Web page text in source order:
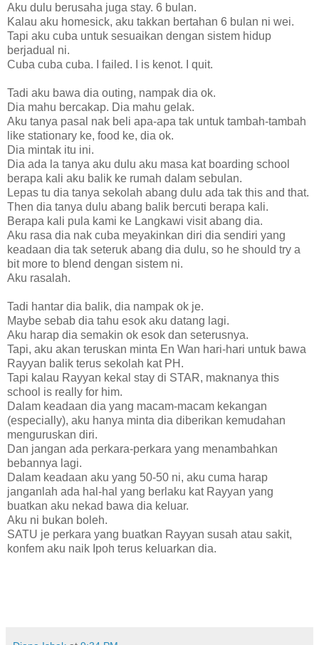
Aku dulu berusaha juga stay. 6 bulan.
Kalau aku homesick, aku takkan bertahan 6 bulan ni wei.
Tapi aku cuba untuk sesuaikan dengan sistem hidup
berjadual ni.
Cuba cuba cuba. I failed. I is kenot. I quit.
Tadi aku bawa dia outing, nampak dia ok.
Dia mahu bercakap. Dia mahu gelak.
Aku tanya pasal nak beli apa-apa tak untuk tambah-tambah
like stationary ke, food ke, dia ok.
Dia mintak itu ini.
Dia ada la tanya aku dulu aku masa kat boarding school
berapa kali aku balik ke rumah dalam sebulan.
Lepas tu dia tanya sekolah abang dulu ada tak this and that.
Then dia tanya dulu abang balik bercuti berapa kali.
Berapa kali pula kami ke Langkawi visit abang dia.
Aku rasa dia nak cuba meyakinkan diri dia sendiri yang
keadaan dia tak seteruk abang dia dulu, so he should try a
bit more to blend dengan sistem ni.
Aku rasalah.
Tadi hantar dia balik, dia nampak ok je.
Maybe sebab dia tahu esok aku datang lagi.
Aku harap dia semakin ok esok dan seterusnya.
Tapi, aku akan teruskan minta En Wan hari-hari untuk bawa
Rayyan balik terus sekolah kat PH.
Tapi kalau Rayyan kekal stay di STAR, maknanya this
school is really for him.
Dalam keadaan dia yang macam-macam kekangan
(especially), aku hanya minta dia diberikan kemudahan
menguruskan diri.
Dan jangan ada perkara-perkara yang menambahkan
bebannya lagi.
Dalam keadaan aku yang 50-50 ni, aku cuma harap
janganlah ada hal-hal yang berlaku kat Rayyan yang
buatkan aku nekad bawa dia keluar.
Aku ni bukan boleh.
SATU je perkara yang buatkan Rayyan susah atau sakit,
konfem aku naik Ipoh terus keluarkan dia.